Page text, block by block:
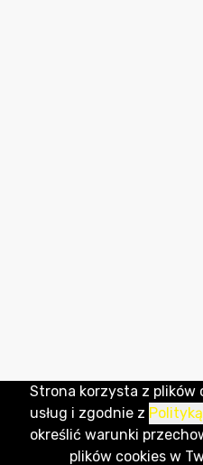
Strona korzysta z plików
usług i zgodnie z
określić warunki
plików cookies w